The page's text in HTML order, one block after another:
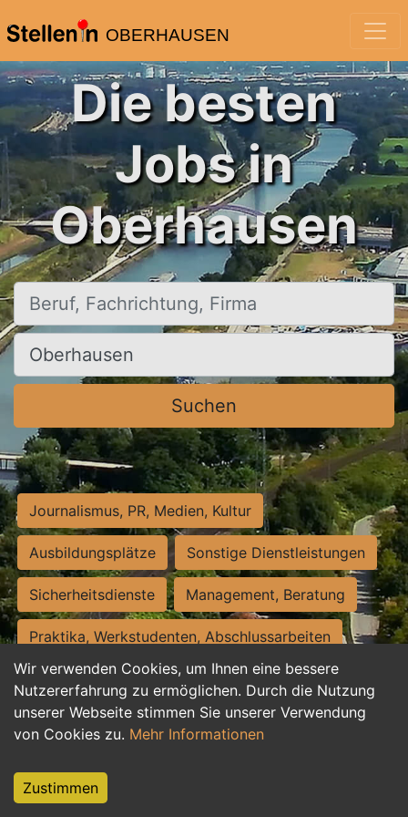
OBERHAUSEN
Wir verwenden Cookies, um Ihnen eine bessere
Nutzererfahrung zu ermöglichen. Durch die Nutzung
unserer Webseite stimmen Sie unserer Verwendung
von Cookies zu. Mehr Informationen
Zustimmen
Die besten
Jobs in
Oberhausen
Beruf, Fachrichtung, Firma
Ort, Stadt
Suchen
Journalismus, PR, Medien, Kultur
Ausbildungsplätze Sonstige Dienstleistungen
Sicherheitsdienste Management, Beratung
Praktika, Werkstudenten, Abschlussarbeiten
Personalwesen Assistenz, Sekretariat
Hilfskräfte, Aushilfs- und Nebenjobs
Weiterbildung, Studium, duale Ausbildung